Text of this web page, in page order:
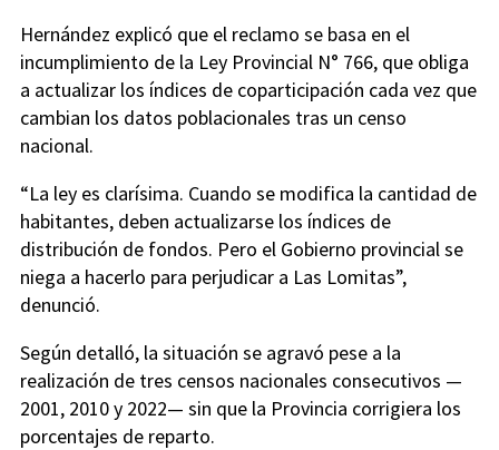
Hernández explicó que el reclamo se basa en el
incumplimiento de la Ley Provincial N° 766, que obliga
a actualizar los índices de coparticipación cada vez que
cambian los datos poblacionales tras un censo
nacional.
“La ley es clarísima. Cuando se modifica la cantidad de
habitantes, deben actualizarse los índices de
distribución de fondos. Pero el Gobierno provincial se
niega a hacerlo para perjudicar a Las Lomitas”,
denunció.
Según detalló, la situación se agravó pese a la
realización de tres censos nacionales consecutivos —
2001, 2010 y 2022— sin que la Provincia corrigiera los
porcentajes de reparto.